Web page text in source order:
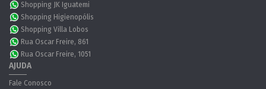
Shopping JK Iguatemi
Shopping Higienopólis
Shopping Villa Lobos
Rua Oscar Freire, 861
Rua Oscar Freire, 1051
AJUDA
Fale Conosco